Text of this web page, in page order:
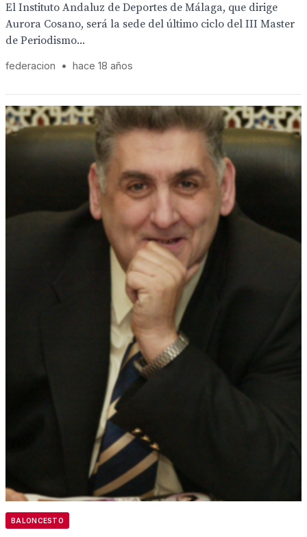
El Instituto Andaluz de Deportes de Málaga, que dirige
Aurora Cosano, será la sede del último ciclo del III Master
de Periodismo...
federacion • hace 18 años
BALONCESTO